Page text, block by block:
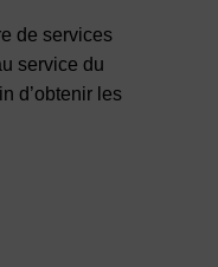
de services
service du
d’obtenir les